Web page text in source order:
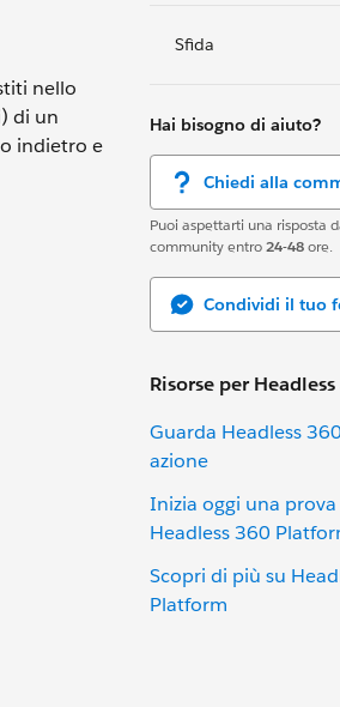
Sfida
Hai bisogno di aiuto?
Chiedi alla
Puoi aspettarti una risposta
community entro24-48ore.
Condividi il tuo
Risorse per
Guarda Headless
azione
Inizia oggi una
Headless 360
Scopri di più su
Platform
nello
di un
indietro e